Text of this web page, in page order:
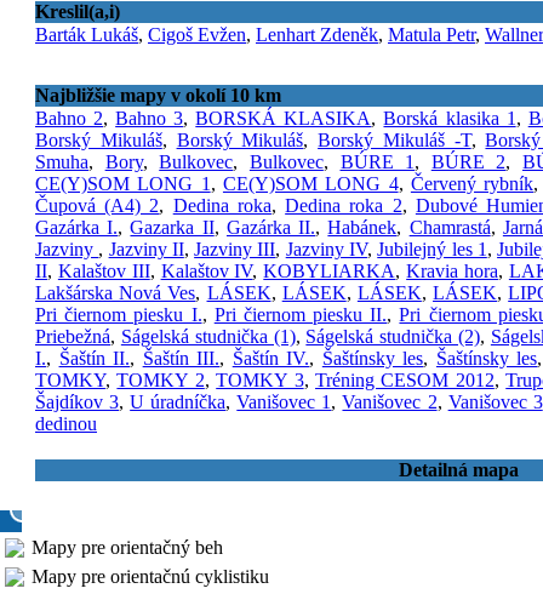
Kreslil(a,i)
Barták Lukáš, Cigoš Evžen, Lenhart Zdeněk, Matula Petr,
Najbližšie mapy v okolí 10 km
Bahno 2,Bahno 3,BORSKÁ KLASIKA,Borská klasika 1,
Borský Mikuláš, Borský Mikuláš,Borský Mikuláš -T,
Smuha, Bory,Bulkovec, Bulkovec, BÚRE 1, BÚRE 2,
CE(Y)SOM LONG 1, CE(Y)SOM LONG 4, Červený rybník
Čupová (A4) 2, Dedina roka,Dedina roka 2, Dubové
Gazárka I.,Gazarka II, Gazárka II.,Habánek, Chamrastá,
Jazviny , Jazviny II,Jazviny III, Jazviny IV,Jubilejný les 1,
II, Kalaštov III, Kalaštov IV,KOBYLIARKA,Kravia hora,
Lakšárska Nová Ves, LÁSEK, LÁSEK, LÁSEK,LÁSEK,
Pri čiernom piesku I., Pri čiernom piesku II.,Pri čiernom
Priebežná, Ságelská studnička (1), Ságelská studnička (2),
I., Šaštín II., Šaštín III., Šaštín IV., Šaštínsky les, Šaštínsky les
TOMKY,TOMKY 2,TOMKY 3,Tréning CESOM 2012,
Šajdíkov 3,U úradníčka,Vanišovec 1,Vanišovec 2, Vanišovec 3
dedinou
Detailná mapa
Mapy pre orientačný beh
Mapy pre orientačnú cyklistiku